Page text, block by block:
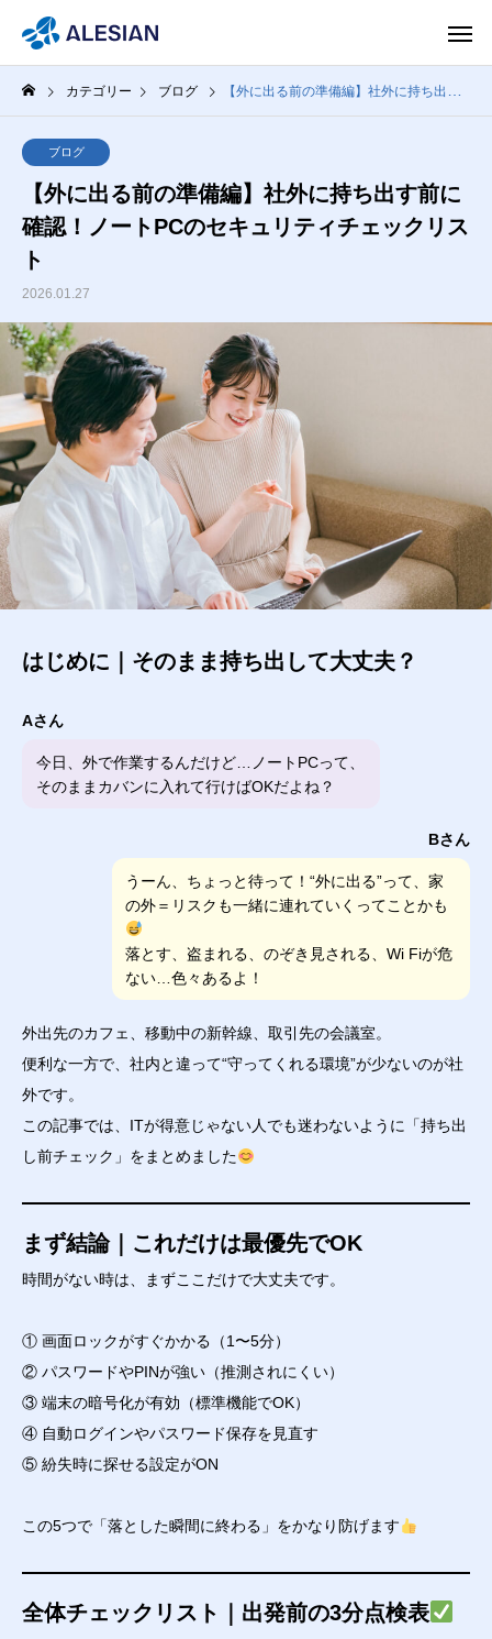
カテゴリー ブログ 【外に出る前の準備編】社外に持ち出す前に確認！ノートPCのセキュリティチェックリスト
ブログ
【外に出る前の準備編】社外に持ち出す前に
確認！ノートPCのセキュリティチェックリス
ト
2026.01.27
はじめに｜そのまま持ち出して大丈夫？
Aさん
今日、外で作業するんだけど…ノートPCって、
そのままカバンに入れて行けばOKだよね？
Bさん
うーん、ちょっと待って！“外に出る”って、家
の外＝リスクも一緒に連れていくってことかも
落とす、盗まれる、のぞき見される、Wi Fiが危
ない…色々あるよ！
外出先のカフェ、移動中の新幹線、取引先の会議室。
便利な一方で、社内と違って“守ってくれる環境”が少ないのが社
外です。
この記事では、ITが得意じゃない人でも迷わないように「持ち出
し前チェック」をまとめました
まず結論｜これだけは最優先でOK
時間がない時は、まずここだけで大丈夫です。
① 画面ロックがすぐかかる（1〜5分）
② パスワードやPINが強い（推測されにくい）
③ 端末の暗号化が有効（標準機能でOK）
④ 自動ログインやパスワード保存を見直す
⑤ 紛失時に探せる設定がON
この5つで「落とした瞬間に終わる」をかなり防げます
全体チェックリスト｜出発前の3分点検表